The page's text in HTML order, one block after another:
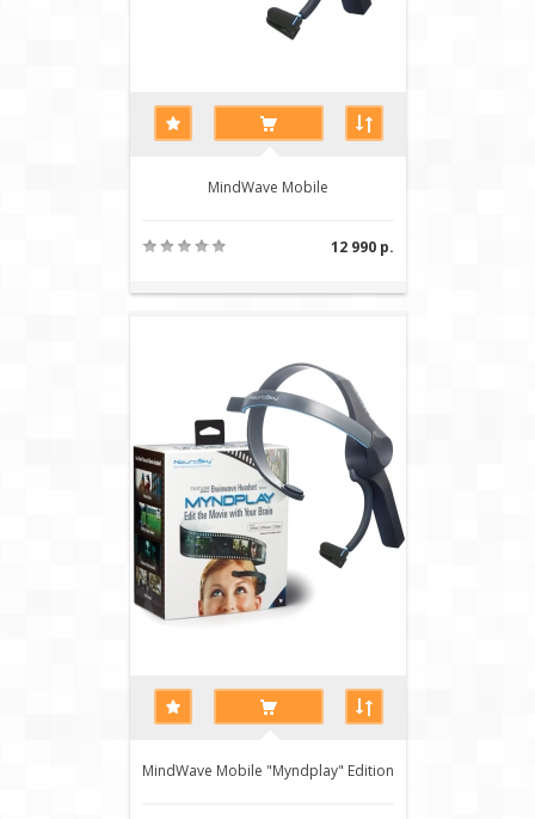
MindWave Mobile
12 990 р.
MindWave Mobile "Myndplay" Edition